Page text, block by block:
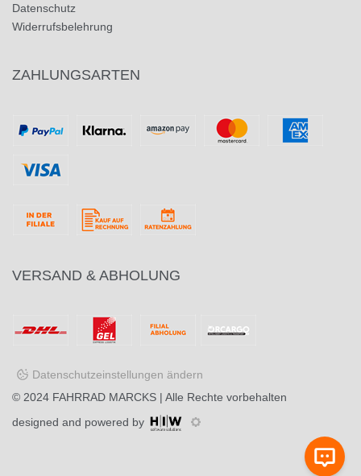
Datenschutz
Widerrufsbelehrung
ZAHLUNGSARTEN
VERSAND & ABHOLUNG
Datenschutzeinstellungen ändern
© 2024 FAHRRAD MARCKS | Alle Rechte vorbehalten
designed and powered by